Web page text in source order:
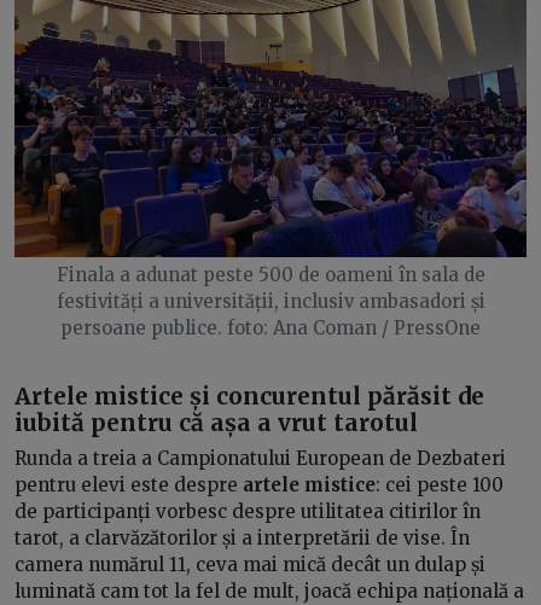
Finala a adunat peste 500 de oameni în sala de
festivități a universității, inclusiv ambasadori și
persoane publice. foto: Ana Coman / PressOne
Artele mistice și concurentul părăsit de
iubită pentru că așa a vrut tarotul
Runda a treia a Campionatului European de Dezbateri
pentru elevi este despre artele mistice: cei peste 100
de participanți vorbesc despre utilitatea citirilor în
tarot, a clarvăzătorilor și a interpretării de vise. În
camera numărul 11, ceva mai mică decât un dulap și
luminată cam tot la fel de mult, joacă echipa națională a